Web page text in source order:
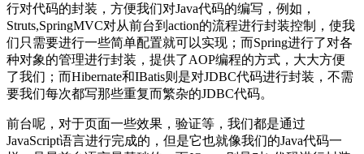
行对代码的封装，方便我们对Java代码的编写，例如，
Struts,SpringMVC对从前台到action的流程进行封装控制，使我
们只需要进行一些简单配置就可以实现；而Spring进行了对各
种对象的管理进行封装，提供了AOP编程的方式，大大方便
了我们；而Hibernate和IBatis则是对JDBC代码进行封装，不需
要我们每次都写那些重复而繁杂的JDBC代码。
前台呢，对于页面一些效果，验证等，我们都是通过
JavaScript语言进行完成的，但是它也就像我们的Java代码一